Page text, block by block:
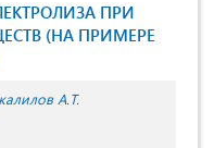
ПРИ
(НА ПРИМЕРЕ
А.Т.